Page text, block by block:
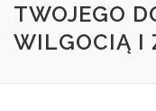
TWOJEGO
WILGOCIĄ I